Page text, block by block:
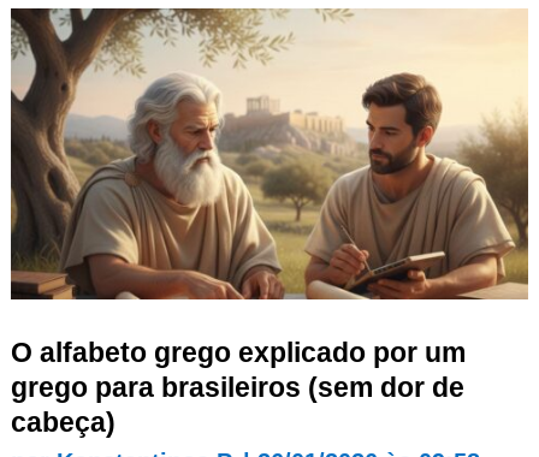
O alfabeto grego explicado por um
grego para brasileiros (sem dor de
cabeça)